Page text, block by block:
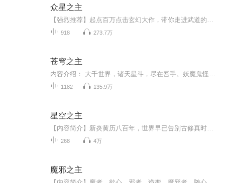
众星之主
918 273.7万
苍穹之主
1182 135.9万
星空之主
268 4万
魔邪之主